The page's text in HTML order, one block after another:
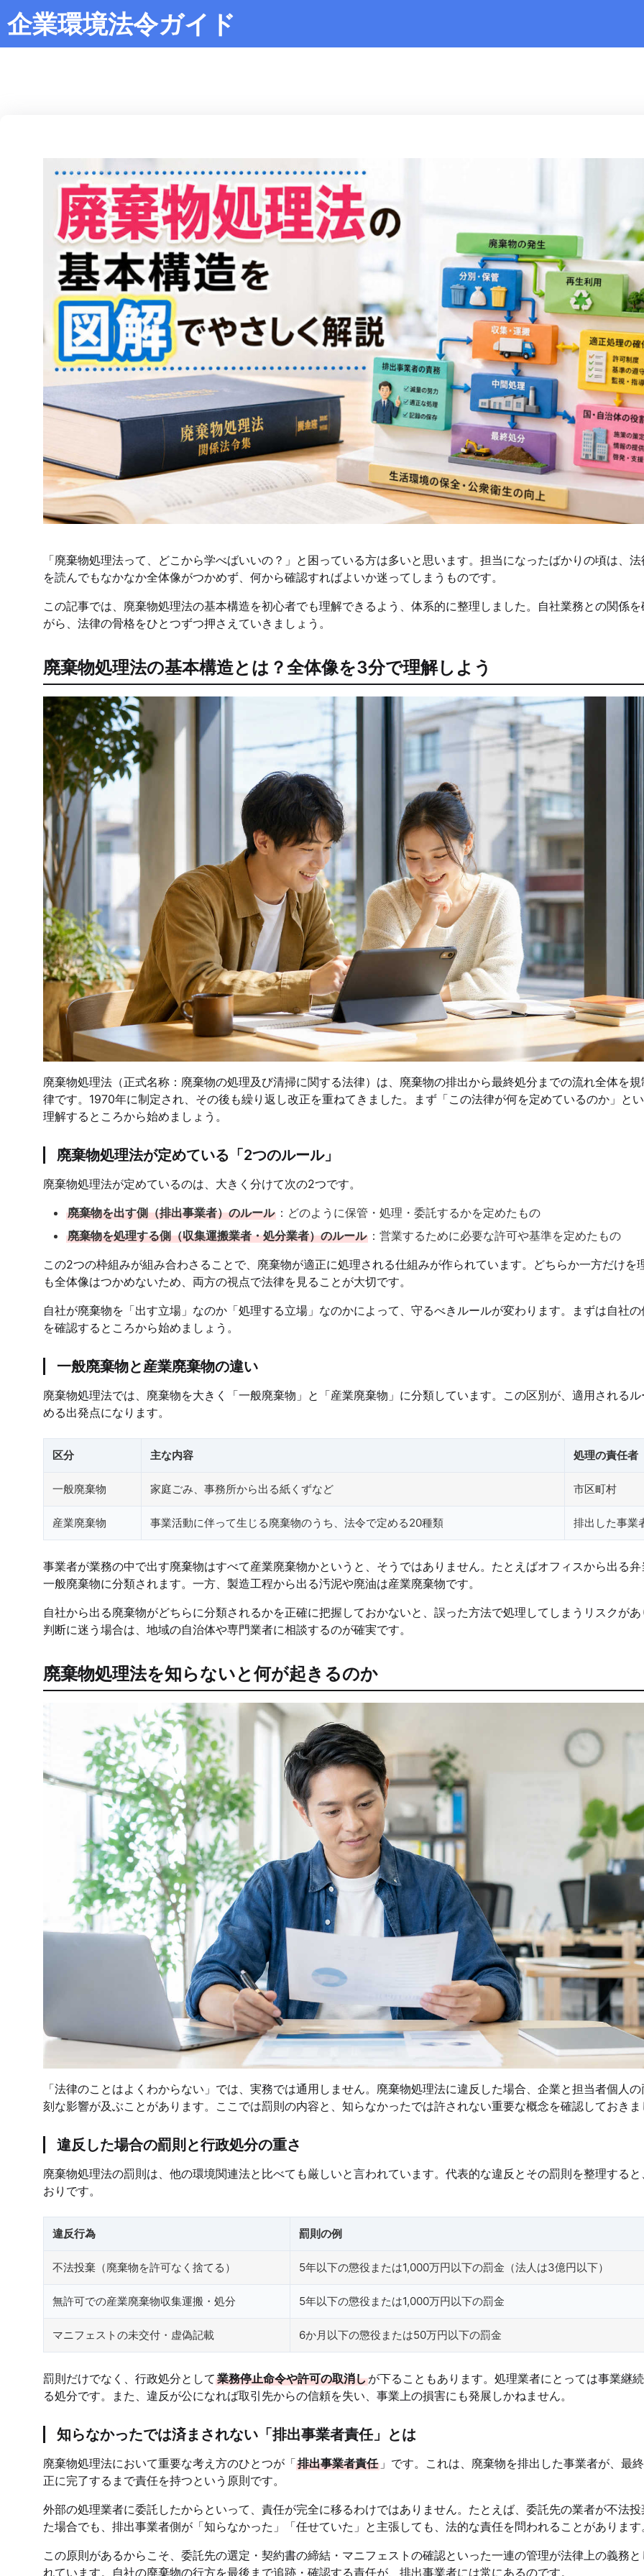
企業環境法令ガイド
「廃棄物処理法って、どこから学べばいいの？」と困っている方は多いと思います。担当になったばかりの頃は、
を読んでもなかなか全体像がつかめず、何から確認すればよいか迷ってしまうものです。
この記事では、廃棄物処理法の基本構造を初心者でも理解できるよう、体系的に整理しました。自社業務との関係
がら、法律の骨格をひとつずつ押さえていきましょう。
廃棄物処理法の基本構造とは？全体像を3分で理解しよう
廃棄物処理法（正式名称：廃棄物の処理及び清掃に関する法律）は、廃棄物の排出から最終処分までの流れ全体を
律です。1970年に制定され、その後も繰り返し改正を重ねてきました。まず「この法律が何を定めているのか」と
理解するところから始めましょう。
廃棄物処理法が定めている「2つのルール」
廃棄物処理法が定めているのは、大きく分けて次の2つです。
廃棄物を出す側（排出事業者）のルール ：どのように保管・処理・委託するかを定めたもの
廃棄物を処理する側（収集運搬業者・処分業者）のルール ：営業するために必要な許可や基準を定めたもの
この2つの枠組みが組み合わさることで、廃棄物が適正に処理される仕組みが作られています。どちらか一方だけを
も全体像はつかめないため、両方の視点で法律を見ることが大切です。
自社が廃棄物を「出す立場」なのか「処理する立場」なのかによって、守るべきルールが変わります。まずは自社
を確認するところから始めましょう。
一般廃棄物と産業廃棄物の違い
廃棄物処理法では、廃棄物を大きく「一般廃棄物」と「産業廃棄物」に分類しています。この区別が、適用される
める出発点になります。
区分 主な内容 処理の責任者
一般廃棄物 家庭ごみ、事務所から出る紙くずなど 市区町村
産業廃棄物 事業活動に伴って生じる廃棄物のうち、法令で定める20種類 排出した事業
事業者が業務の中で出す廃棄物はすべて産業廃棄物かというと、そうではありません。たとえばオフィスから出る
一般廃棄物に分類されます。一方、製造工程から出る汚泥や廃油は産業廃棄物です。
自社から出る廃棄物がどちらに分類されるかを正確に把握しておかないと、誤った方法で処理してしまうリスクが
判断に迷う場合は、地域の自治体や専門業者に相談するのが確実です。
廃棄物処理法を知らないと何が起きるのか
「法律のことはよくわからない」では、実務では通用しません。廃棄物処理法に違反した場合、企業と担当者個人
刻な影響が及ぶことがあります。ここでは罰則の内容と、知らなかったでは許されない重要な概念を確認しておき
違反した場合の罰則と行政処分の重さ
廃棄物処理法の罰則は、他の環境関連法と比べても厳しいと言われています。代表的な違反とその罰則を整理する
おりです。
違反行為 罰則の例
不法投棄（廃棄物を許可なく捨てる） 5年以下の懲役または1,000万円以下の罰金（法人は3億円以下）
無許可での産業廃棄物収集運搬・処分 5年以下の懲役または1,000万円以下の罰金
マニフェストの未交付・虚偽記載 6か月以下の懲役または50万円以下の罰金
罰則だけでなく、行政処分として 業務停止命令や許可の取消しが下ることもあります。処理業者にとっては事業継
る処分です。また、違反が公になれば取引先からの信頼を失い、事業上の損害にも発展しかねません。
知らなかったでは済まされない「排出事業者責任」とは
廃棄物処理法において重要な考え方のひとつが「排出事業者責任 」です。これは、廃棄物を排出した事業者が、最
正に完了するまで責任を持つという原則です。
外部の処理業者に委託したからといって、責任が完全に移るわけではありません。たとえば、委託先の業者が不法
た場合でも、排出事業者側が「知らなかった」「任せていた」と主張しても、法的な責任を問われることがあります
この原則があるからこそ、委託先の選定・契約書の締結・マニフェストの確認といった一連の管理が法律上の義務
れています。自社の廃棄物の行方を最後まで追跡・確認する責任が、排出事業者には常にあるのです。